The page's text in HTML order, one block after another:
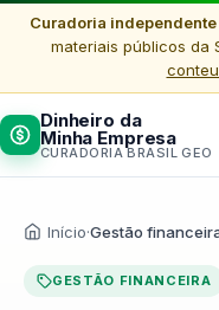
Curadoria independente
materiais públicos da
Dinheiro da
Minha Empresa
CURADORIA BRASIL GEO
Início·Gestão
GESTÃO FINANCEIRA